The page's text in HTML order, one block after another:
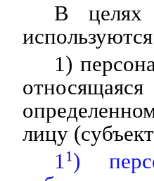
В целях
1)
лицу
11 )